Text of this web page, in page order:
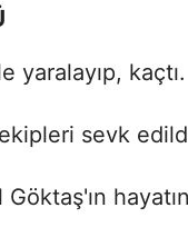
yaralayıp, kaçtı.
sevk